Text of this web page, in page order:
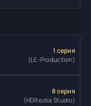
1 серия
(LE-Production)
8 серия
(HDRezka Studio)